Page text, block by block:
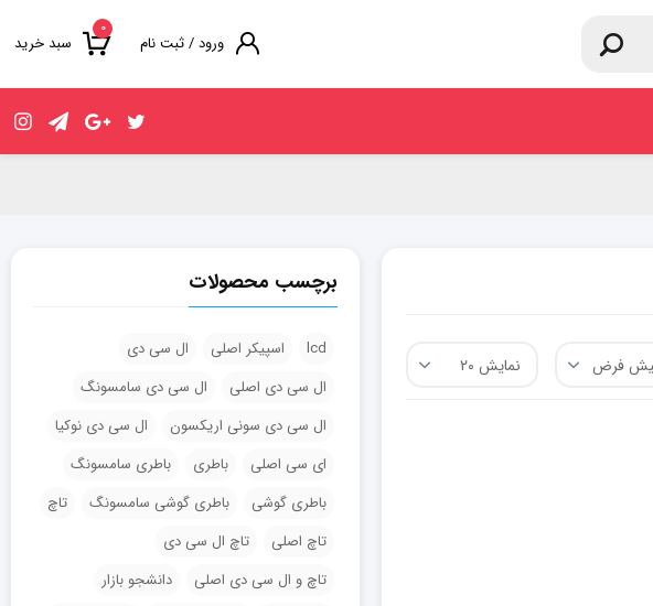
۰
سبد خرید ورود / ثبت نام
برچسب محصولات
lcd اسپیکر اصلی
ال سی دی
ال سی دی اصلی
ال سی دی سامسونگ
ال سی دی سونی اریکسون
ال سی دی نوکیا
ای سی اصلی
باطری
باطری سامسونگ
باطری گوشی
باطری گوشی سامسونگ
تاچ
تاچ اصلی
تاچ ال سی دی
تاچ و ال سی دی اصلی
دانشجو بازار